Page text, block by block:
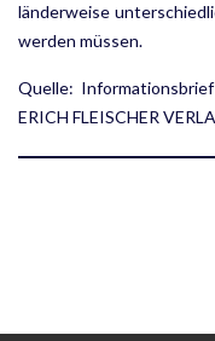
länderweise
werden müssen.
Quelle:
ERICH FLEISCHER